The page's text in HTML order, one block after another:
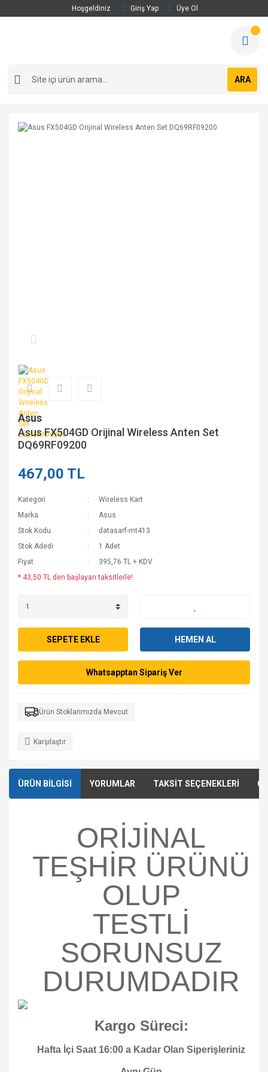
Hoşgeldiniz Giriş Yap Üye Ol
ARA
Asus
Asus FX504GD Orijinal Wireless Anten Set
DQ69RF09200
467,00 TL
Kategori
Wireless Kart
Marka
Asus
Stok Kodu
datasarf-mt413
Stok Adedi
1 Adet
Fiyat
395,76 TL + KDV
* 43,50 TL den başlayan taksitlerle!
SEPETE EKLE HEMEN AL
Whatsapptan Sipariş Ver
Ürün Stoklarımızda Mevcut
Karşılaştır
ÜRÜN BİLGİSİ YORUMLAR TAKSİT SEÇENEKLERİ
ORİJİNAL
TEŞHİR ÜRÜNÜ
OLUP
TESTLİ
SORUNSUZ
DURUMDADIR
Kargo Süreci:
Hafta İçi Saat 16:00 a Kadar Olan Siperişleriniz